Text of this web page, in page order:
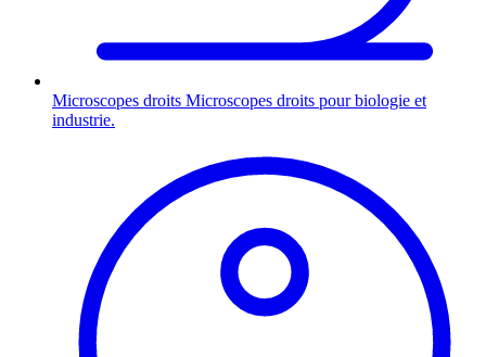
Microscopes droits Microscopes droits pour biologie et
industrie.